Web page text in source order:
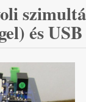
és